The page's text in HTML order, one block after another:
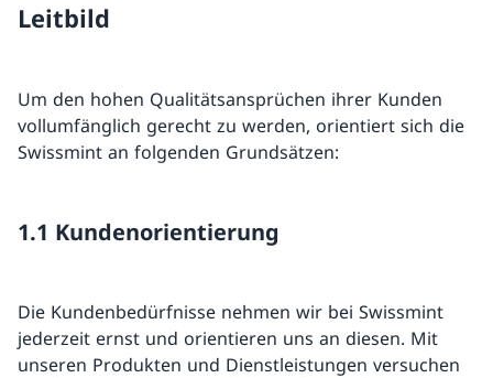
Leitbild
Um den hohen Qualitätsansprüchen ihrer Kunden
vollumfänglich gerecht zu werden, orientiert sich die
Swissmint an folgenden Grundsätzen:
1.1 Kundenorientierung
Die Kundenbedürfnisse nehmen wir bei Swissmint
jederzeit ernst und orientieren uns an diesen. Mit
unseren Produkten und Dienstleistungen versuchen